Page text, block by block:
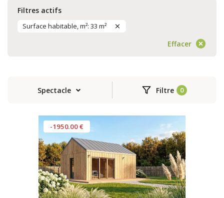
Filtres actifs
Surface habitable, m²: 33 m²
Effacer
Spectacle Filtre
-1950.00 €